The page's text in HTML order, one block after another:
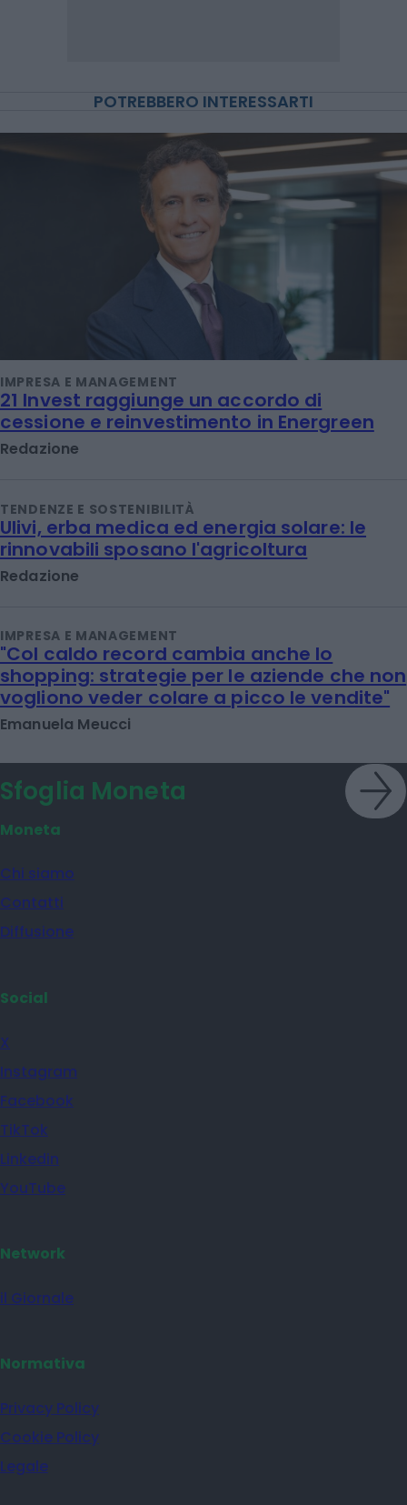
POTREBBERO INTERESSARTI
IMPRESA E MANAGEMENT
21 Invest raggiunge un accordo di
cessione e reinvestimento in Energreen
Redazione
TENDENZE E SOSTENIBILITÀ
Ulivi, erba medica ed energia solare: le
rinnovabili sposano l'agricoltura
Redazione
IMPRESA E MANAGEMENT
"Col caldo record cambia anche lo
shopping: strategie per le aziende che non
vogliono veder colare a picco le vendite"
Emanuela Meucci
Sfoglia Moneta
Moneta
Chi siamo
Contatti
Diffusione
Social
X
Instagram
Facebook
TikTok
Linkedin
YouTube
Network
il Giornale
Normativa
Privacy Policy
Cookie Policy
Legale